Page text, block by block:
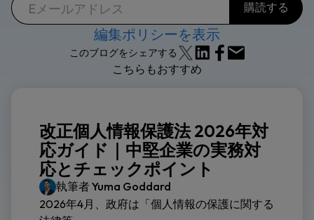
編集ポリシーを表示
このブログをシェアする
こちらもおすすめ
改正個人情報保護法 2026年対
応ガイド｜中堅企業の実務対
応とチェックポイント
執筆者Yuma Goddard
2026年4月、政府は「個人情報の保護に関する